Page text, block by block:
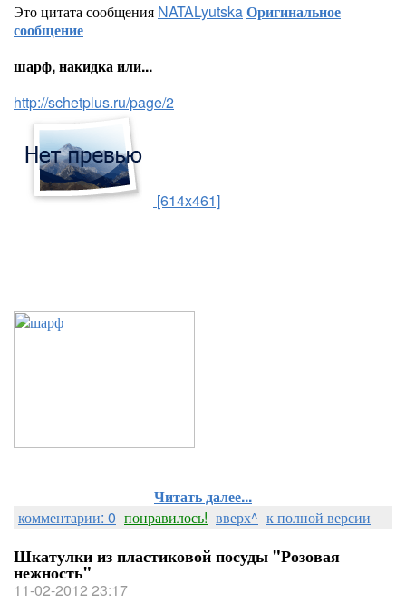
Это цитата сообщения NATALyutskaОригинальное
сообщение
шарф, накидка или...
http://schetplus.ru/page/2
[614x461]
Читать далее...
комментарии: 0 понравилось! вверх^ к полной версии
Шкатулки из пластиковой посуды "Розовая
нежность"
11-02-2012 23:17